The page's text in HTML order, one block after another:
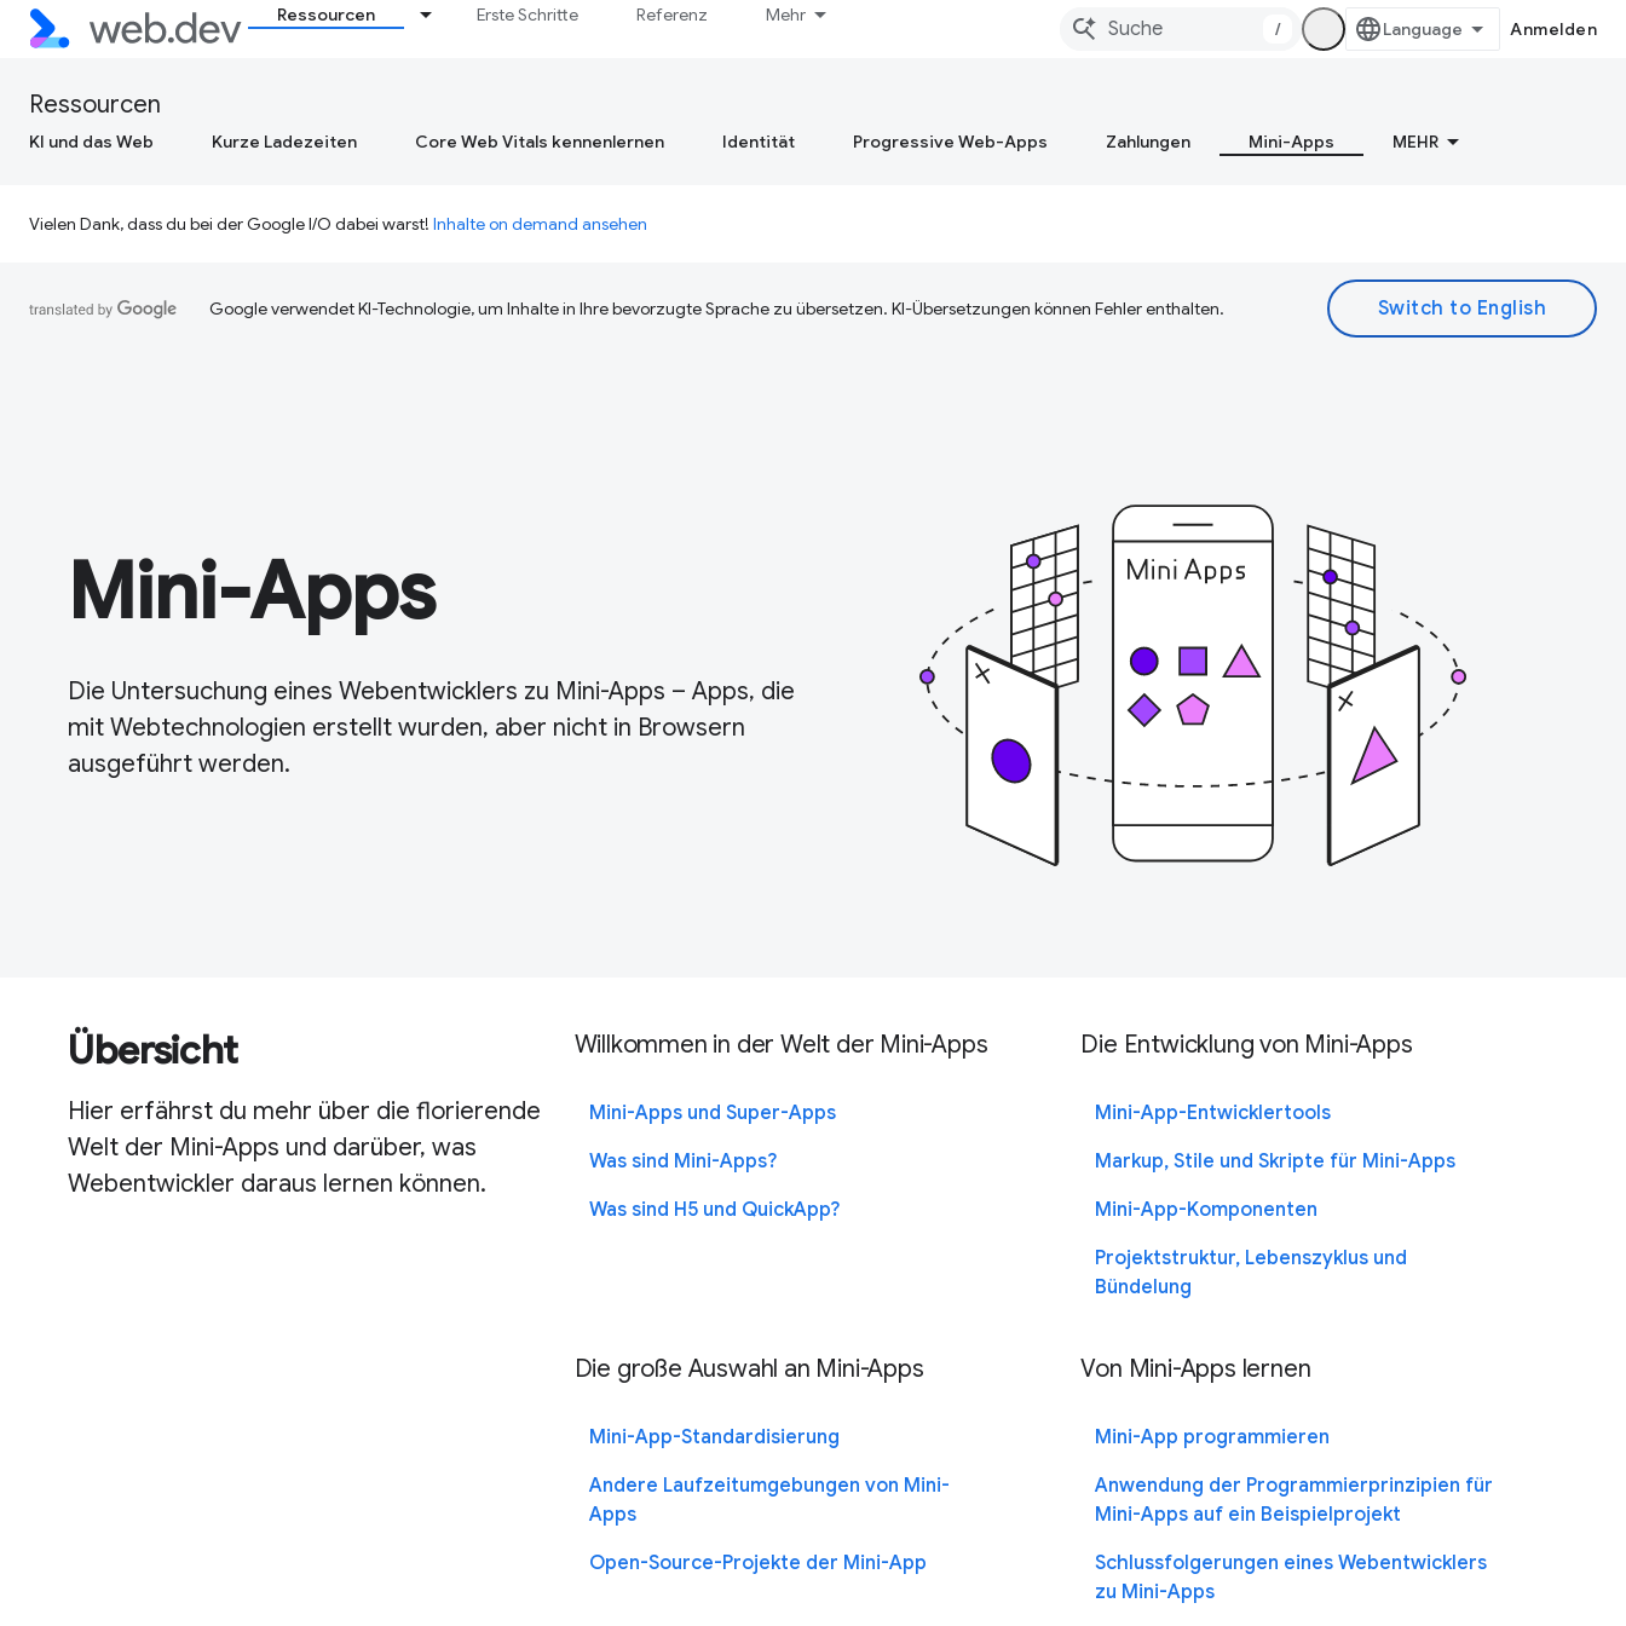
Ressourcen Erste Schritte Referenz Mehr
/ Anmelden
Ressourcen
KI und das Web Kurze Ladezeiten Core Web Vitals kennenlernen Identität Progressive Web-Apps Zahlungen Mini-Apps MEHR
Vielen Dank, dass du bei der Google I/O dabei warst! Inhalte on demand ansehen
Google verwendet KI-Technologie, um Inhalte in Ihre bevorzugte Sprache zu übersetzen. KI-Übersetzungen können Fehler enthalten.
Mini-Apps
Die Untersuchung eines Webentwicklers zu Mini-Apps – Apps, die
mit Webtechnologien erstellt wurden, aber nicht in Browsern
ausgeführt werden.
Übersicht
Hier erfährst du mehr über die florierende
Welt der Mini-Apps und darüber, was
Webentwickler daraus lernen können.
Willkommen in der Welt der Mini-Apps
Mini-Apps und Super-Apps
Was sind Mini-Apps?
Was sind H5 und QuickApp?
Die Entwicklung von Mini-Apps
Mini-App-Entwicklertools
Markup, Stile und Skripte für Mini-Apps
Mini-App-Komponenten
Projektstruktur, Lebenszyklus und
Bündelung
Die große Auswahl an Mini-Apps
Mini-App-Standardisierung
Andere Laufzeitumgebungen von Mini-
Apps
Open-Source-Projekte der Mini-App
Von Mini-Apps lernen
Mini-App programmieren
Anwendung der Programmierprinzipien für
Mini-Apps auf ein Beispielprojekt
Schlussfolgerungen eines Webentwicklers
zu Mini-Apps